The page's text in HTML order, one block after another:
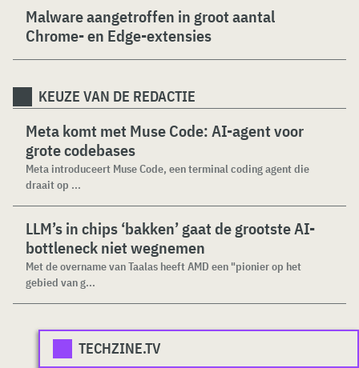
Malware aangetroffen in groot aantal
Chrome- en Edge-extensies
KEUZE VAN DE REDACTIE
Meta komt met Muse Code: AI-agent voor
grote codebases
Meta introduceert Muse Code, een terminal coding agent die
draait op ...
LLM’s in chips ‘bakken’ gaat de grootste AI-
bottleneck niet wegnemen
Met de overname van Taalas heeft AMD een "pionier op het
gebied van g...
TECHZINE.TV